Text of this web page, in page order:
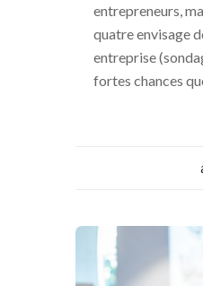
entrepreneurs,
quatre envisage
entreprise
fortes chances